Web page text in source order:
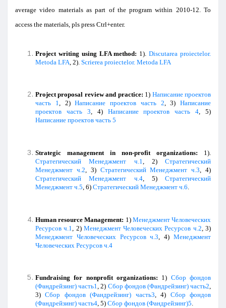
average video materials as part of the program within 2010-12. To
access the materials, pls press Ctrl+enter.
Project writing using LFA method: 1).Discutarea proiectelor.
Metoda LFA , 2). Scrierea proiectelor. Metoda LFA
Project proposal review and practice: 1) Написание проектов
часть 1, 2)Написание проектов часть 2, 3) Написание
проектов часть 3, 4) Написание проектов часть 4, 5)
Написание проектов часть 5
Strategic management in non-profit organizations: 1).
Стратегический Менеджмент ч.1
, 2) Стратегический
Менеджмент ч.2 , 3) Стратегический Менеджмент ч.3 , 4)
Стратегический Менеджмент ч.4, 5) Стратегический
Менеджмент ч.5 , 6) Стратегический Менеджмент ч.6
Human resource Management: 1) Менеджмент Человеческих
Ресурсов ч.1
, 2) Менеджмент Человеческих Ресурсов ч.2 , 3)
Менеджмент Человеческих Ресурсов ч.3 , 4)Менеджмент
Человеческих Ресурсов ч.4
Fundraising for nonprofit organizations: 1) Сбор фондов
(Фандрейзинг) часть1, 2) Сбор фондов (Фандрейзинг) часть2,
3)Сбор фондов (Фандрейзинг) часть3, 4) Сбор фондов
(Фандрейзинг) часть4, 5) Сбор фондов (Фандрейзинг)5.